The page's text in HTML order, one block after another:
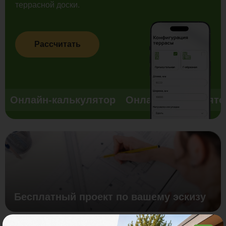
террасной доски.
Рассчитать
Онлайн-калькулятор Онлайн-
Бесплатный проект по вашему эскизу